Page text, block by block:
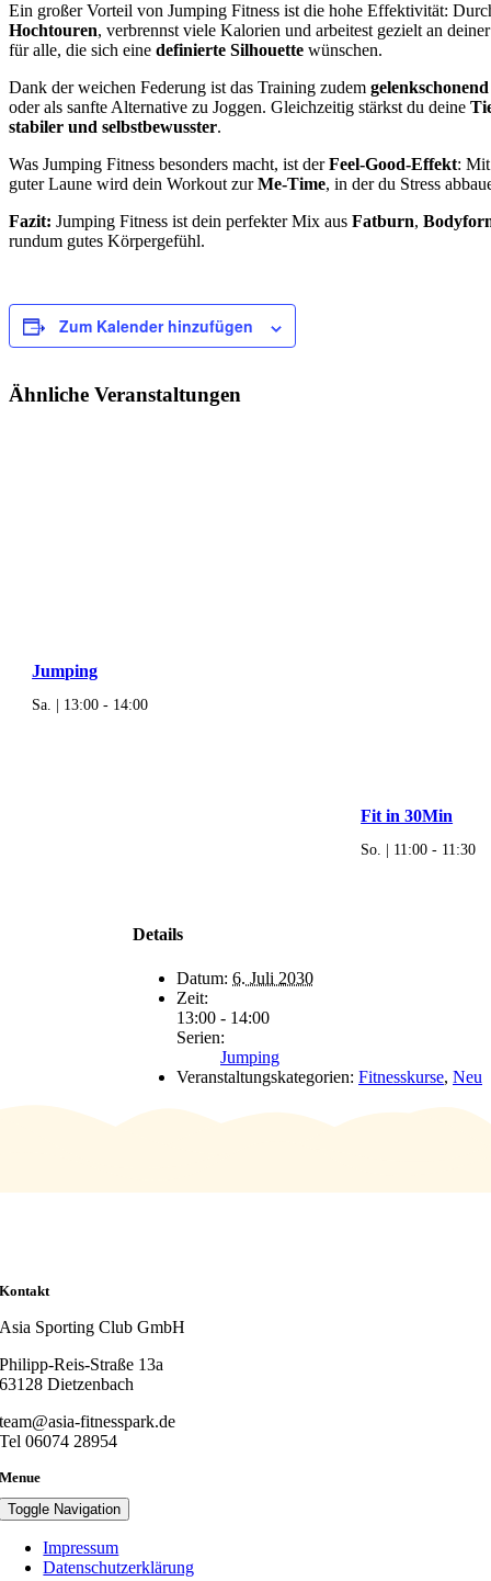
Ein großer Vorteil von Jumping Fitness ist die hohe Effektivität:
Hochtouren, verbrennst viele Kalorien und arbeitest gezielt an
für alle, die sich eine definierte Silhouette wünschen.
Dank der weichen Federung ist das Training zudem gelenkschonend
oder als sanfte Alternative zu Joggen. Gleichzeitig stärkst du deine
stabiler und selbstbewusster.
Was Jumping Fitness besonders macht, ist derFeel-Good-Effekt:
guter Laune wird dein Workout zurMe-Time, in der du Stress
Fazit: Jumping Fitness ist dein perfekter Mix aus Fatburn,
rundum gutes Körpergefühl.
Zum Kalender hinzufügen
Ähnliche Veranstaltungen
Jumping
Sa. | 13:00 - 14:00
Fit in 30Min
So. | 11:00 - 11:30
Details
Datum: 6. Juli 2030
Zeit:
13:00 - 14:00
Serien:
Jumping
Veranstaltungskategorien: Fitnesskurse, Neu
Kontakt
Asia Sporting Club GmbH
Philipp-Reis-Straße 13a
63128 Dietzenbach
team@asia-fitnesspark.de
Tel 06074 28954
Menue
Toggle Navigation
Impressum
Datenschutzerklärung